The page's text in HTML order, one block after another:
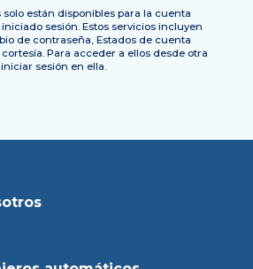
están disponibles para la cuenta
sesión. Estos servicios incluyen
de contraseña, Estados de cuenta
Para acceder a ellos desde otra
sesión en ella.